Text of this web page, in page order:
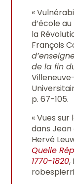
«
d’école
la
François
de la fin
p. 67-105.
« Vues sur
dans Jean
Hervé
Quelle
1770-1820,